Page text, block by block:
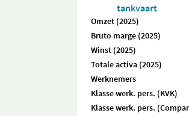
tankvaart
Omzet (2025)
Bruto marge (2025)
Winst (2025)
Totale activa (2025)
Werknemers
Klasse werk. pers. (KVK)
Klasse werk. pers.